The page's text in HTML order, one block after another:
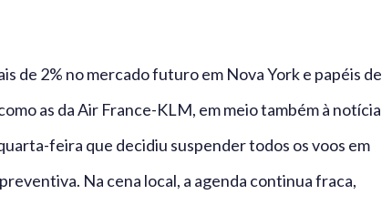
de 2% no mercado futuro em Nova York e papéis de
as da Air France-KLM, em meio também à notícia
feira que decidiu suspender todos os voos em
Na cena local, a agenda continua fraca,